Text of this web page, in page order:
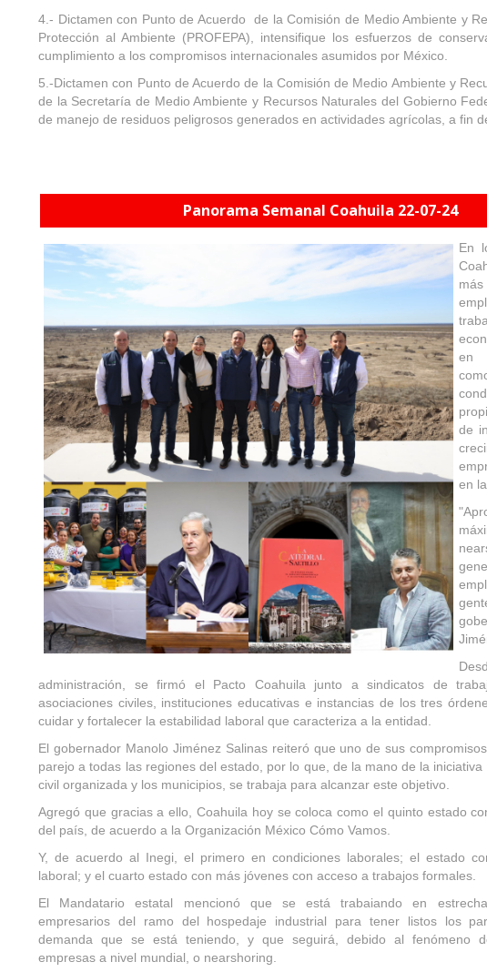
4.- Dictamen con Punto de Acuerdo de la Comisión de Medio Ambiente y
Protección al Ambiente (PROFEPA), intensifique los esfuerzos de
cumplimiento a los compromisos internacionales asumidos por México.
5.-Dictamen con Punto de Acuerdo de la Comisión de Medio Ambiente y
de la Secretaría de Medio Ambiente y Recursos Naturales del Gobierno
de manejo de residuos peligrosos generados en actividades agrícolas, a fin
Panorama Semanal Coahuila 22-07-24
En
en
de
en
administración, se firmó el Pacto Coahuila junto a sindicatos de
asociaciones civiles, instituciones educativas e instancias de los tres
cuidar y fortalecer la estabilidad laboral que caracteriza a la entidad.
El gobernador Manolo Jiménez Salinas reiteró que uno de sus
parejo a todas las regiones del estado, por lo que, de la mano de la
civil organizada y los municipios, se trabaja para alcanzar este objetivo.
Agregó que gracias a ello, Coahuila hoy se coloca como el quinto estado
del país, de acuerdo a la Organización México Cómo Vamos.
Y, de acuerdo al Inegi, el primero en condiciones laborales; el estado
laboral; y el cuarto estado con más jóvenes con acceso a trabajos formales.
El Mandatario estatal mencionó que se está trabaiando en
empresarios del ramo del hospedaje industrial para tener listos los
demanda que se está teniendo, y que seguirá, debido al fenómeno
empresas a nivel mundial, o nearshoring.